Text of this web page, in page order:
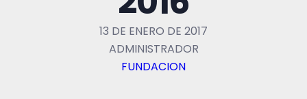
13 DE ENERO DE 2017
ADMINISTRADOR
FUNDACION